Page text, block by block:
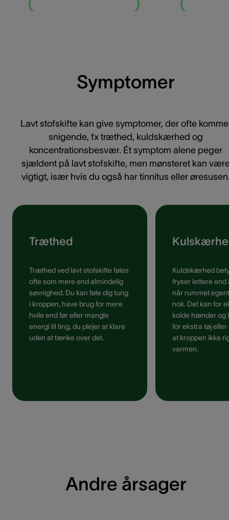
Symptomer
Lavt stofskifte kan give symptomer, der ofte
snigende, fx træthed, kuldskærhed og
koncentrationsbesvær. Ét symptom alene peger
sjældent på lavt stofskifte, men mønsteret kan
vigtigt, især hvis du også har tinnitus eller
Træthed
Træthed ved lavt stofskifte føles
ofte som mere end almindelig
søvnighed. Du kan føle dig tung
i kroppen, have brug for mere
hvile end før eller mangle
energi til ting, du plejer at klare
uden at tænke over det.
Kuldskærhed
fryser lettere end
når rummet
nok. Det kan for
kolde hænder og
for ekstra tøj eller
at kroppen ikke
varmen.
Andre årsager